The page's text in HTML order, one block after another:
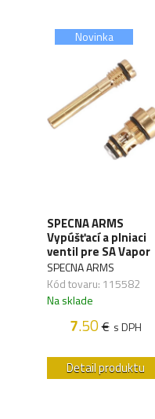
Novinka
SPECNA ARMS
Vypúšťací a plniaci
ventil pre SA Vapor
SPECNA ARMS
Kód tovaru: 115582
Na sklade
7.50€ s DPH
Detail produktu